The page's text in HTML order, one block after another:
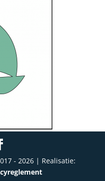
-2026 | Realisatie: